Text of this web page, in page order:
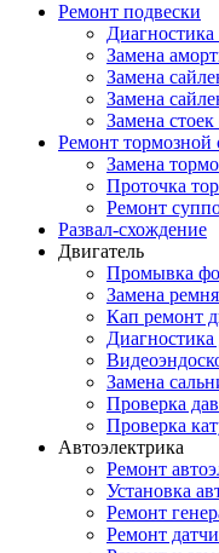
Ремонт подвески
Диагностика
Замена
Замена
Замена
Замена стоек
Ремонт тормозной
Замена
Проточка
Ремонт
Развал-схождение
Двигатель
Промывка
Замена
Кап ремонт
Диагностика
Замена
Проверка
Проверка
Автоэлектрика
Ремонт
Установка
Ремонт
Ремонт